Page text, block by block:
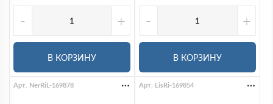
-
+
В КОРЗИНУ
- +
В КОРЗИНУ
Арт. NerRiL-169878 Арт. LisRi-169854